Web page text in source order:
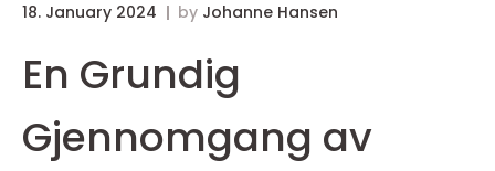
18. January 2024 by Johanne Hansen
En Grundig
Gjennomgang av